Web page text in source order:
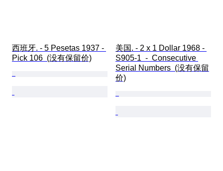
西班牙. - 5 Pesetas 1937 -
Pick 106  (没有保留价)
美国. - 2 x 1 Dollar 1968 -
S905-1  -  Consecutive
Serial Numbers  (没有保留
价)